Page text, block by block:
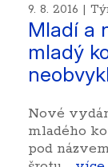
9. 8. 2016 |
Mladí a
mladý
Nové
mladého
pod